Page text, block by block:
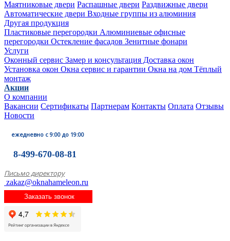
Маятниковые двери Распашные двери Раздвижные двери
Автоматические двери Входные группы из алюминия
Другая продукция
Пластиковые перегородки Алюминиевые офисные
перегородки Остекление фасадов Зенитные фонари
Услуги
Оконный сервис Замер и консультация Доставка окон
Установка окон Окна сервис и гарантии Окна на дом Тёплый
монтаж
Акции
О компании
Вакансии Сертификаты Партнерам Контакты Оплата Отзывы
Новости
ежедневно с 9:00 до 19:00
8-499-670-08-81
Письмо директору
zakaz@oknahameleon.ru
Заказать звонок